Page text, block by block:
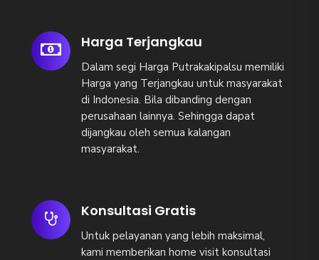
Harga Terjangkau
Dalam segi Harga Putrakakipalsu memiliki
Harga yang Terjangkau untuk masyarakat
di Indonesia. Bila dibanding dengan
perusahaan lainnya. Sehingga dapat
dijangkau oleh semua kalangan
masyarakat.
Konsultasi Gratis
Untuk pelayanan yang lebih maksimal,
kami memberikan home visit konsultasi